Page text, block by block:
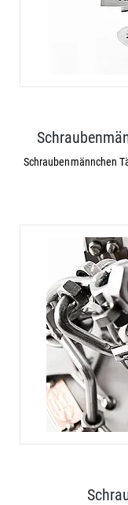
Schraubenmännchen